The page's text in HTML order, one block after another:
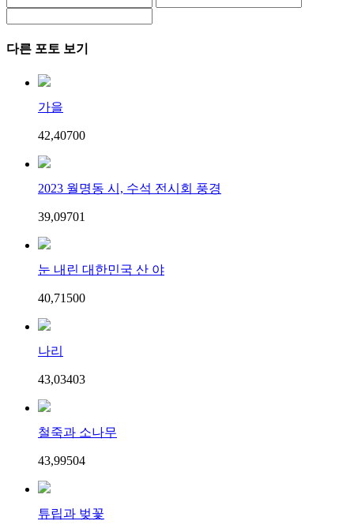
다른 포토 보기
가을
42,40700
2023 월명동 시, 수석 전시회 풍경
39,09701
눈 내린 대한민국 산 야
40,71500
나리
43,03403
철죽과 소나무
43,99504
튜립과 벚꽃